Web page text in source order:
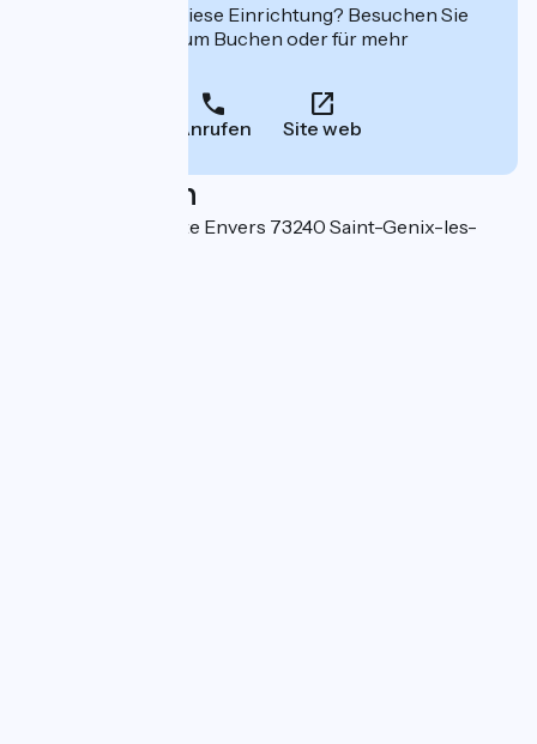
Interessiert Sie diese Einrichtung? Besuchen Sie
deren Website zum Buchen oder für mehr
Anrufen Site web
Localisation
655 Chemin de Côte Envers 73240 Saint-Genix-les-